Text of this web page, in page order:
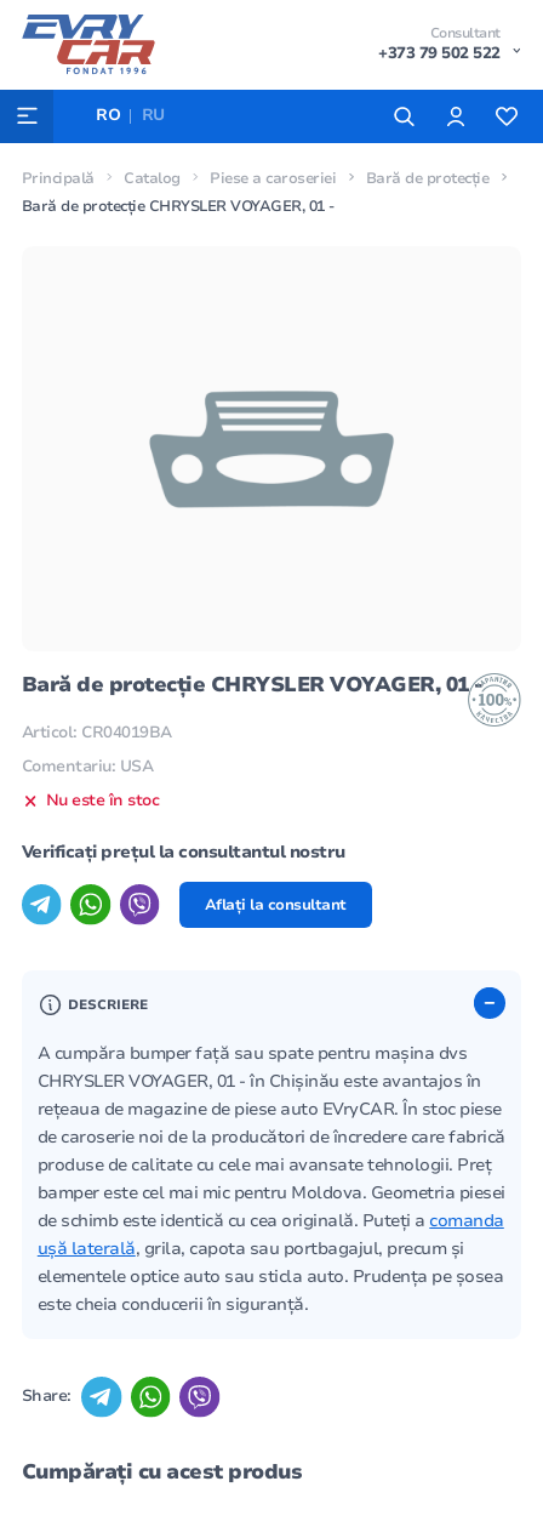
Consultant
+373 79 502 522
RO RU
Principală Catalog Piese a caroseriei
Bară de protecție
Bară de protecție CHRYSLER VOYAGER, 01 -
Bară de protecție CHRYSLER VOYAGER, 01 -
Articol: CR04019BA
Comentariu: USA
Nu este în stoc
Verificați prețul la consultantul nostru
Aflați la consultant
DESCRIERE
A cumpăra bumper față sau spate pentru mașina dvs
CHRYSLER VOYAGER, 01 - în Chișinău este avantajos în
rețeaua de magazine de piese auto EVryCAR. În stoc piese
de caroserie noi de la producători de încredere care fabrică
produse de calitate cu cele mai avansate tehnologii. Preț
bamper este cel mai mic pentru Moldova. Geometria piesei
de schimb este identică cu cea originală. Puteți a comanda
ușă laterală, grila, capota sau portbagajul, precum și
elementele optice auto sau sticla auto. Prudența pe șosea
este cheia conducerii în siguranță.
Share:
Cumpărați cu acest produs